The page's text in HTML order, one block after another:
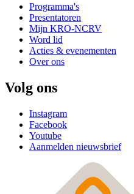
Programma's
Presentatoren
Mijn KRO-NCRV
Word lid
Acties & evenementen
Over ons
Volg ons
Instagram
Facebook
Youtube
Aanmelden nieuwsbrief